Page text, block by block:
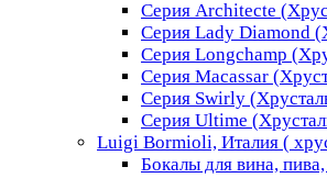
Серия Architecte
Серия Lady Diamond
Серия Longchamp
Серия Macassar
Серия Swirly
Серия Ultime
Luigi Bormioli, Италия (
Бокалы для вина,